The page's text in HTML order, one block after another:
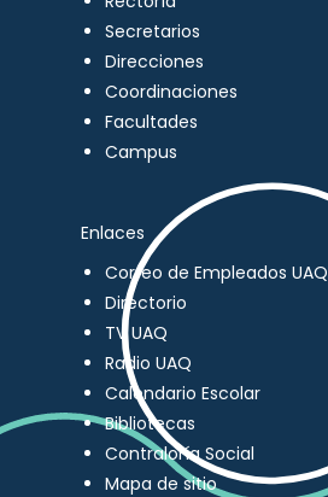
Secretarios
Direcciones
Coordinaciones
Facultades
Campus
Enlaces
Correo de Empleados UAQ
Directorio
TV UAQ
Radio UAQ
Calendario Escolar
Bibliotecas
Contraloría Social
Mapa de sitio